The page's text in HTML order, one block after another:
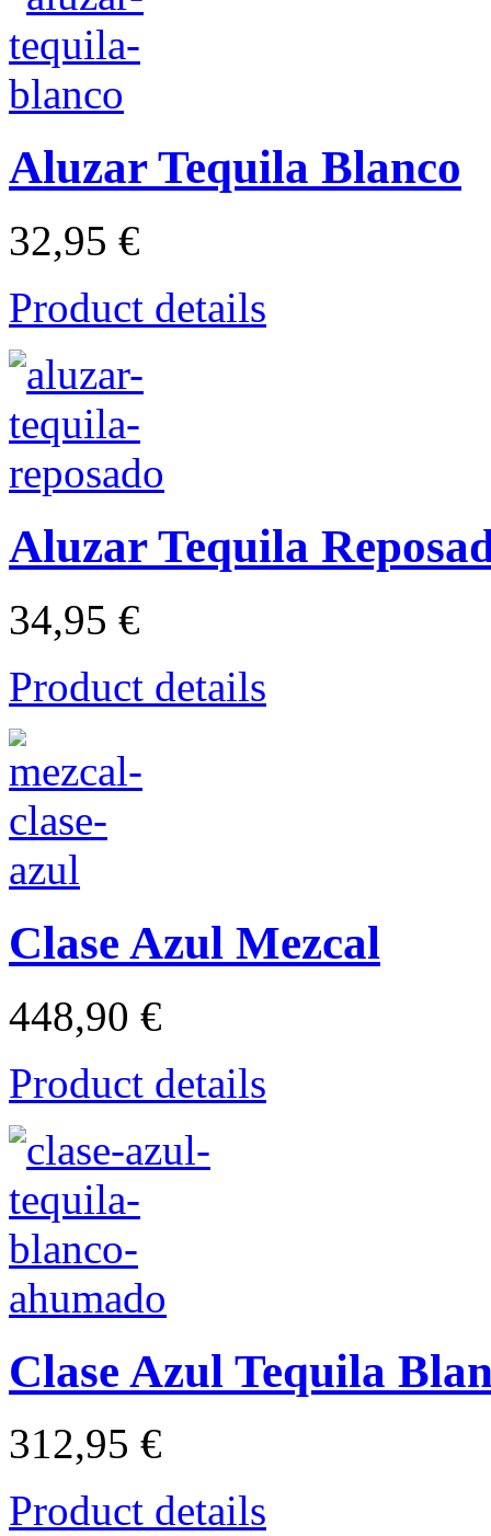
Aluzar Tequila Blanco
32,95 €
Product details
Aluzar Tequila
34,95 €
Product details
Clase Azul Mezcal
448,90 €
Product details
Clase Azul Tequila
312,95 €
Product details